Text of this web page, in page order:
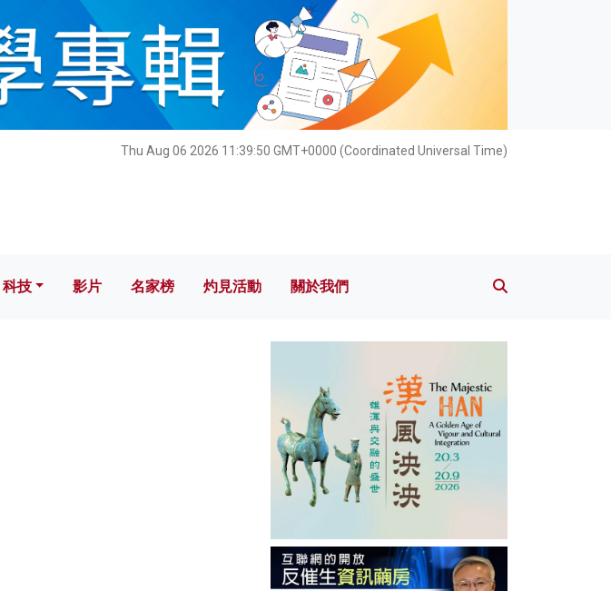
Thu Aug 06 2026 11:39:51 GMT+0000 (Coordinated Universal Time)
科技 影片 名家榜 灼見活動 關於我們
科技 影片 名家榜 灼見活動 關於我們